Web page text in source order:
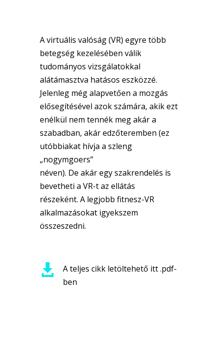
A virtuális valóság (VR) egyre több
betegség kezelésében válik
tudományos vizsgálatokkal
alátámasztva hatásos eszközzé.
Jelenleg még alapvetően a mozgás
elősegítésével azok számára, akik ezt
enélkül nem tennék meg akár a
szabadban, akár edzőteremben (ez
utóbbiakat hívja a szleng
„nogymgoers”
néven). De akár egy szakrendelés is
bevetheti a VR-t az ellátás
részeként. A legjobb fitnesz-VR
alkalmazásokat igyekszem
összeszedni.

A teljes cikk letöltehető itt .pdf-
ben